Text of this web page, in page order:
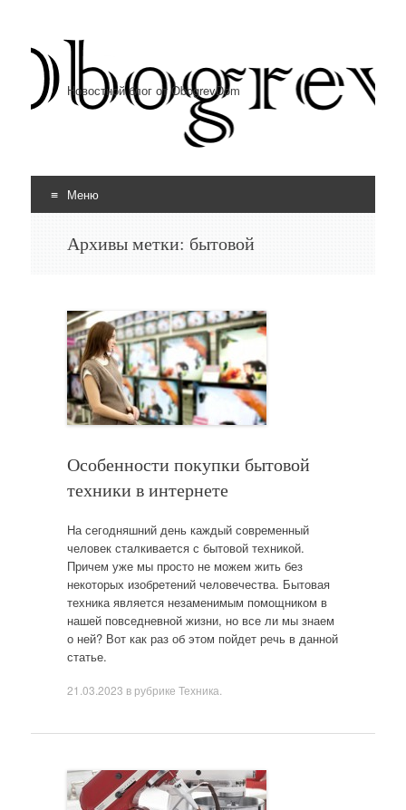
Новостной блог от ObogrevDom
Меню
Архивы метки: бытовой
Особенности покупки бытовой
техники в интернете
На сегодняшний день каждый современный
человек сталкивается с бытовой техникой.
Причем уже мы просто не можем жить без
некоторых изобретений человечества. Бытовая
техника является незаменимым помощником в
нашей повседневной жизни, но все ли мы знаем
о ней? Вот как раз об этом пойдет речь в данной
статье.
21.03.2023 в рубрике Техника